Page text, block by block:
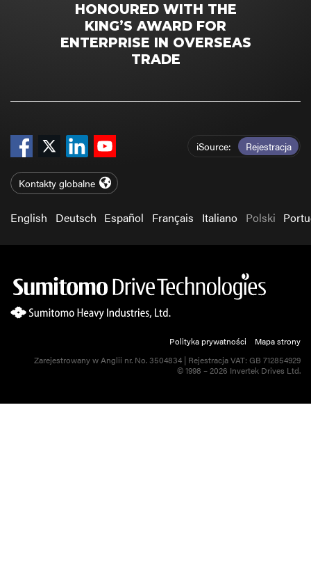
HONOURED WITH THE
KING’S AWARD FOR
ENTERPRISE IN OVERSEAS
TRADE
iSource Rejestracja
Kontakty globalne
English Deutsch Español Français Italiano Polski
Polityka prywatności
Mapa strony
Zarejestrowany w Anglii nr. No. 3504834 | Rejestracja VAT: GB 712854929
© 1998 – 2026 Invertek Drives Ltd.